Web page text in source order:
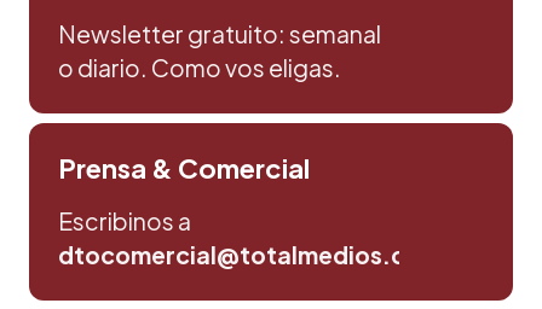
Newsletter gratuito: semanal
o diario. Como vos eligas.
Prensa & Comercial
Escribinos a
dtocomercial@totalmedios.com